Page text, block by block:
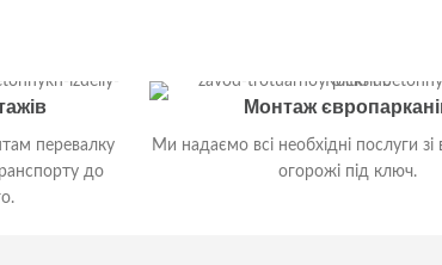
перевалку
до
Монтаж
Ми надаємо всі необхідні послуги зі
огорожі під ключ.